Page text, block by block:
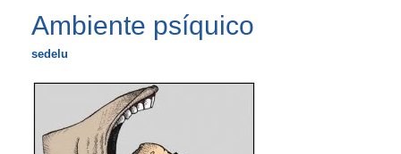
Ambiente psíquico
sedelu